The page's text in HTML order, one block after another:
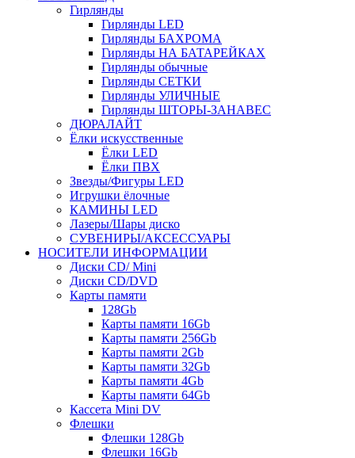
Гирлянды
Гирлянды LED
Гирлянды БАХРОМА
Гирлянды НА БАТАРЕЙКАХ
Гирлянды обычные
Гирлянды СЕТКИ
Гирлянды УЛИЧНЫЕ
Гирлянды ШТОРЫ-ЗАНАВЕС
ДЮРАЛАЙТ
Ёлки искусственные
Ёлки LED
Ёлки ПВХ
Звезды/Фигуры LED
Игрушки ёлочные
КАМИНЫ LED
Лазеры/Шары диско
СУВЕНИРЫ/АКСЕССУАРЫ
НОСИТЕЛИ ИНФОРМАЦИИ
Диски CD/ Mini
Диски CD/DVD
Карты памяти
128Gb
Карты памяти 16Gb
Карты памяти 256Gb
Карты памяти 2Gb
Карты памяти 32Gb
Карты памяти 4Gb
Карты памяти 64Gb
Кассета Mini DV
Флешки
Флешки 128Gb
Флешки 16Gb